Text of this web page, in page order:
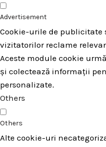
Advertisement
Cookie-urile de publicitate
vizitatorilor reclame
Aceste module cookie
și colectează informații
personalizate.
Others
Others
Alte cookie-uri